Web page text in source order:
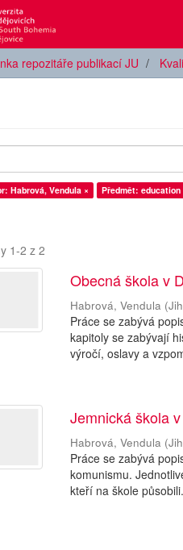
repozitáře publikací JU
Habrová, Vendula × Předmět: education
1-2 z 2
Obecná škola v
Habrová, Vendula (
Práce se zabývá
kapitoly se zabývají
výročí, oslavy a
Jemnická škola
Habrová, Vendula (
Práce se zabývá
komunismu.
kteří na škole